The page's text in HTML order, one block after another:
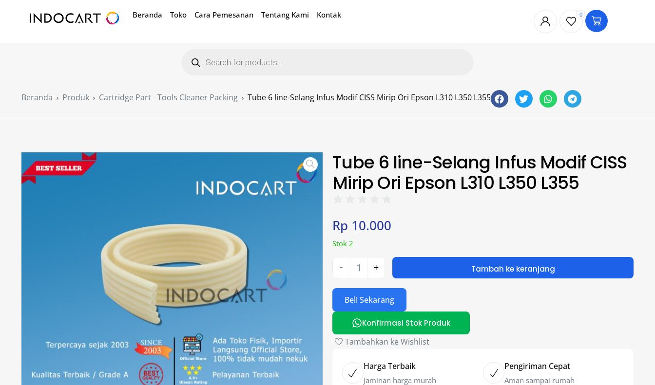
Beranda Toko Cara Pemesanan Tentang Kami Kontak 0
Beranda Produk Cartridge Part - Tools Cleaner Packing Tube 6 line-Selang Infus Modif CISS Mirip Ori Epson L310 L350 L355
Tube 6 line-Selang Infus Modif CISS
Mirip Ori Epson L310 L350 L355
Rp 10.000
Stok 2
- + Tambah ke keranjang
Beli Sekarang
Konfirmasi Stok Produk
Tambahkan ke Wishlist
Harga Terbaik
Jaminan harga murah
Pengiriman Cepat
Aman sampai rumah